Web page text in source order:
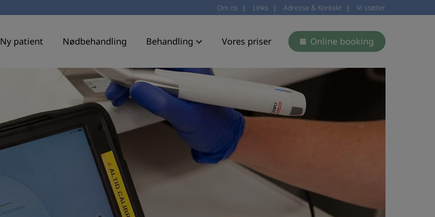
Om os | Links | Adresse & Kontakt | Vi støtter
Ny patient Nødbehandling Behandling Vores priser Online booking